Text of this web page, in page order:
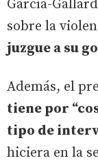
García-
sobre la
juzgue a su
Además, el
tiene por
tipo de
hiciera en la